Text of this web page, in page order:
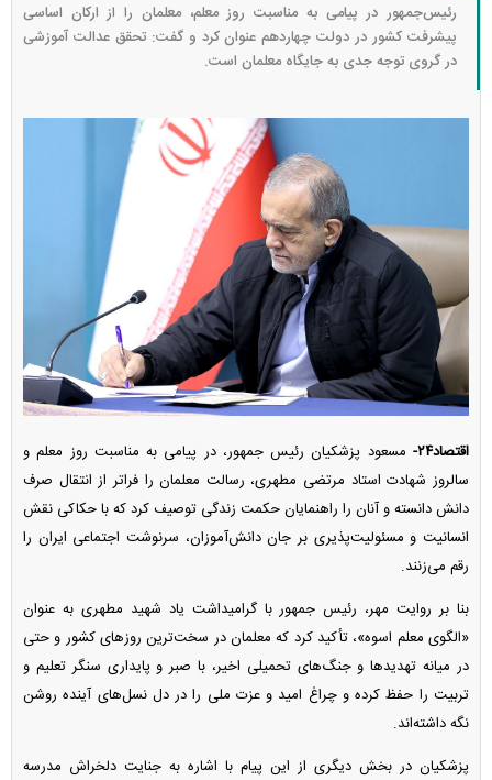
رئیس‌جمهور در پیامی به مناسبت روز معلم، معلمان را از ارکان اساسی
پیشرفت کشور در دولت چهاردهم عنوان کرد و گفت: تحقق عدالت آموزشی
در گروی توجه جدی به جایگاه معلمان است.
اقتصاد۲۴-
مسعود پزشکیان رئیس جمهور، در پیامی به مناسبت روز معلم و
سالروز شهادت استاد مرتضی مطهری، رسالت معلمان را فراتر از انتقال صرف
دانش دانسته و آنان را راهنمایان حکمت زندگی توصیف کرد که با حکاکی نقش
انسانیت و مسئولیت‌پذیری بر جان دانش‌آموزان، سرنوشت اجتماعی ایران را
رقم می‌زنند.
بنا بر روایت مهر، رئیس جمهور با گرامیداشت یاد شهید مطهری به عنوان
«الگوی معلم اسوه»، تأکید کرد که معلمان در سخت‌ترین روز‌های کشور و حتی
در میانه تهدید‌ها و جنگ‌های تحمیلی اخیر، با صبر و پایداری سنگر تعلیم و
تربیت را حفظ کرده و چراغ امید و عزت ملی را در دل نسل‌های آینده روشن
نگه داشته‌اند.
پزشکیان در بخش دیگری از این پیام با اشاره به جنایت دلخراش مدرسه